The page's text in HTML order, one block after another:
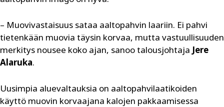
– Muovivastaisuus sataa aaltopahvin laariin. Ei pahvi
tietenkään muovia täysin korvaa, mutta vastuullisuuden
merkitys nousee koko ajan, sanoo talousjohtaja Jere
Alaruka.
Uusimpia aluevaltauksia on aaltopahvilaatikoiden
käyttö muovin korvaajana kalojen pakkaamisessa